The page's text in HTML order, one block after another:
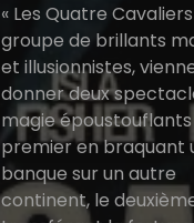
« Les Quatre Cavaliers
groupe de brillants
et illusionnistes,
donner deux
magie époustouflants
premier en braquant
banque sur un autre
continent, le